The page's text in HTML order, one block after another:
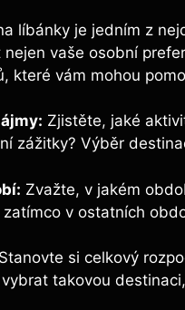
líbánky je jedním z
vaše osobní
které vám mohou
Zjistěte, jaké
zážitky? Výběr
Zvažte, v jakém
zatímco v ostatních
Stanovte si celkový
takovou